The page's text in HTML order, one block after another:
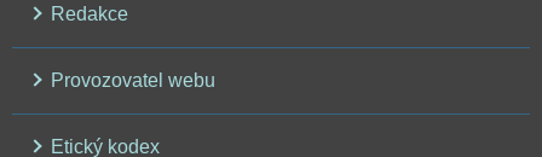
Redakce
Provozovatel webu
Etický kodex